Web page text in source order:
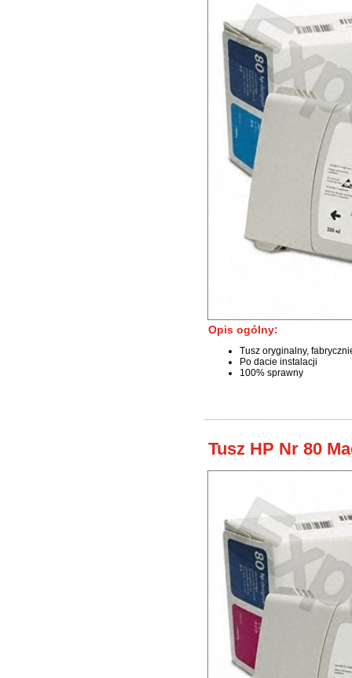
Opis ogólny:
Tusz oryginalny,
Po dacie instalacji
100% sprawny
Tusz HP Nr 80